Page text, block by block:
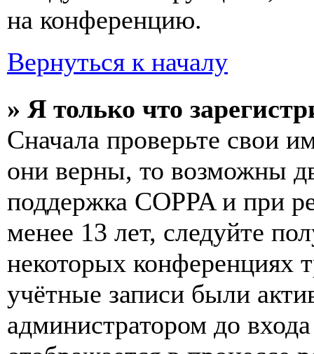
на конференцию.
Вернуться к началу
» Я только что
Сначала проверьте свои
они верны, то возможны
поддержка COPPA и при
менее 13 лет, следуйте
некоторых конференциях
учётные записи были
администратором до